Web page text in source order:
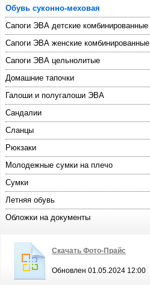
Обувь суконно-меховая
Сапоги ЭВА детские комбинированные
Сапоги ЭВА женские комбинированные
Сапоги ЭВА цельнолитые
Домашние тапочки
Галоши и полугалоши ЭВА
Сандалии
Сланцы
Рюкзаки
Молодежные сумки на плечо
Сумки
Летняя обувь
Обложки на документы
Скачать Фото-Прайс
Обновлен 01.05.2024 12:00